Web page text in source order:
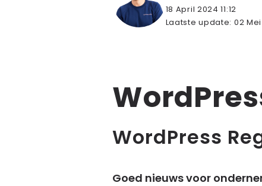
18 April 2024 11:12
Laatste update: 02
WordPress
Goed nieuws voor